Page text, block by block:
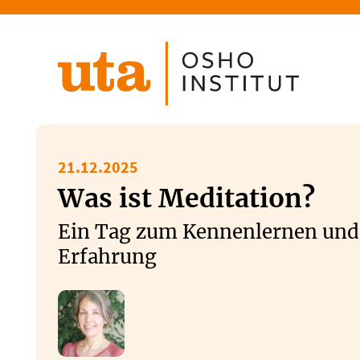
21.12.2025
Was ist Meditation?
Ein Tag zum Kennenlernen
Erfahrung